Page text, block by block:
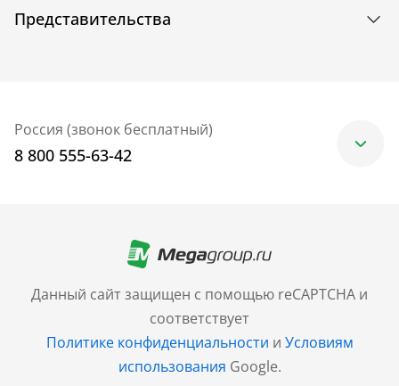
Данный сайт защищен с помощью reCAPTCHA и
соответствует
Политике конфиденциальности и Условиям
использования Google.
Представительства
Россия (звонок бесплатный)
8 800 555-63-42
+7 (499) 705-30-10
Санкт-Петербург
+7 (812) 600-77-33
Барнаул
+7 (961) 999-93-93